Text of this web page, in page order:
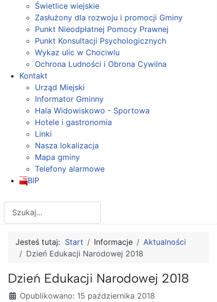
Świetlice wiejskie
Zasłużony dla rozwoju i promocji Gminy
Punkt Nieodpłatnej Pomocy Prawnej
Punkt Konsultacji Psychologicznych
Wykaz ulic w Chociwlu
Ochrona Ludności i Obrona Cywilna
Kontakt
Urząd Miejski
Informator Gminny
Hala Widowiskowo - Sportowa
Hotele i gastronomia
Linki
Nasza lokalizacja
Mapa gminy
Telefony alarmowe
BIP
Jesteś tutaj: Start Informacje
Aktualności
Dzień Edukacji Narodowej 2018
Dzień Edukacji Narodowej 2018
Szczegóły
Opublikowano: 15 października 2018